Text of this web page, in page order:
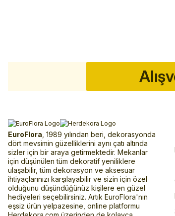
EuroFlora , 1989 yılından beri, dekorasyonda
dört mevsimin güzelliklerini aynı çatı altında
sizler için bir araya getirmektedir. Mekanlar
için düşünülen tüm dekoratif yeniliklere
ulaşabilir, tüm dekorasyon ve aksesuar
ihtiyaçlarınızı karşılayabilir ve sizin için özel
olduğunu düşündüğünüz kişilere en güzel
hediyeleri seçebilirsiniz. Artık EuroFlora'nın
eşsiz ürün yelpazesine, online platformu